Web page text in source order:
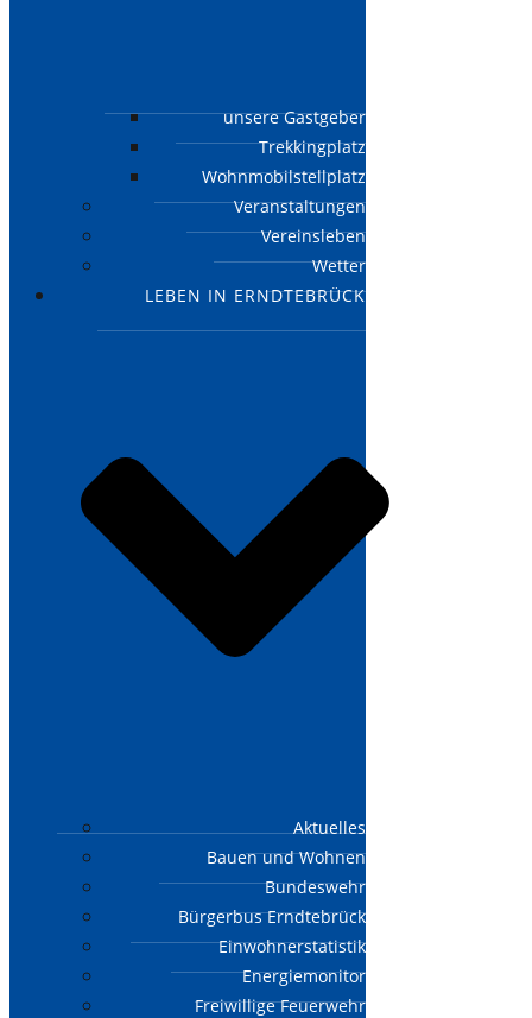
unsere Gastgeber
Trekkingplatz
Wohnmobilstellplatz
Veranstaltungen
Vereinsleben
Wetter
LEBEN IN ERNDTEBRÜCK
Aktuelles
Bauen und Wohnen
Bundeswehr
Bürgerbus Erndtebrück
Einwohnerstatistik
Energiemonitor
Freiwillige Feuerwehr